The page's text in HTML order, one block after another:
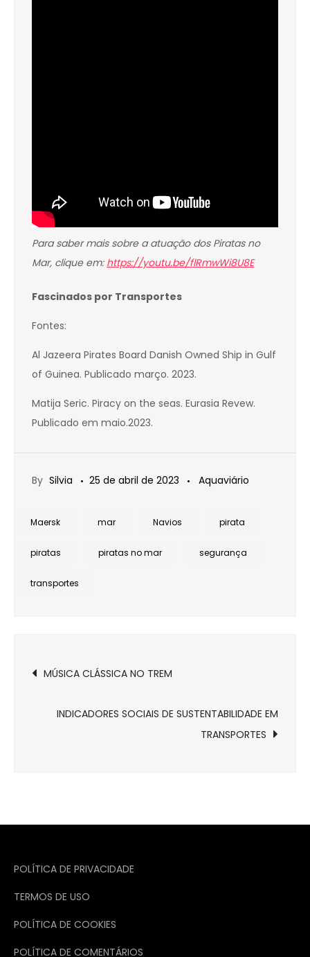
Para saber mais sobre a atuação dos Piratas no
Mar, clique em: https://youtu.be/flRmwWi8U8E
Fascinados por Transportes
Fontes:
Al Jazeera Pirates Board Danish Owned Ship in Gulf
of Guinea. Publicado março. 2023.
Matija Seric. Piracy on the seas. Eurasia Revew.
Publicado em maio.2023.
By Silvia 25 de abril de 2023 Aquaviário
Maersk mar Navios pirata
piratas piratas no mar segurança
transportes
Navegação
de
MÚSICA CLÁSSICA NO TREM
INDICADORES SOCIAIS DE SUSTENTABILIDADE EM
TRANSPORTES
POLÍTICA DE PRIVACIDADE
TERMOS DE USO
POLÍTICA DE COOKIES
POLÍTICA DE COMENTÁRIOS